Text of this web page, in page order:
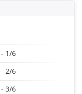
- 1/6
- 2/6
- 3/6